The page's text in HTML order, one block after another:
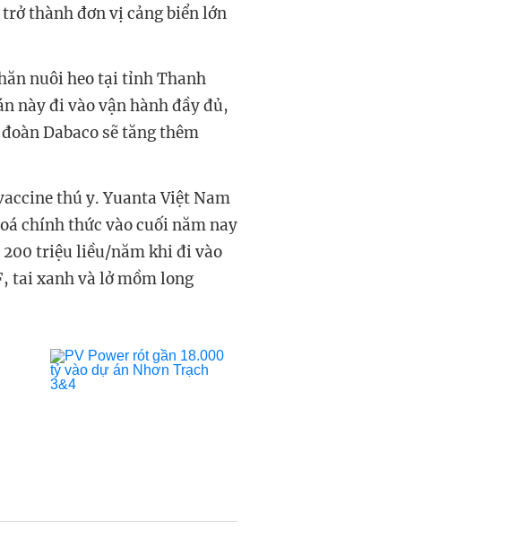
trở thành đơn vị cảng biểnlớn
nuôi heo tại tỉnh Thanh
này đi vào vận hành đầy đủ,
Dabaco sẽ tăng thêm
thú y.Yuanta Việt Nam
chính thức vào cuối năm nay
200 triệu liều/năm khi đi vào
tai xanh và lở mồm long